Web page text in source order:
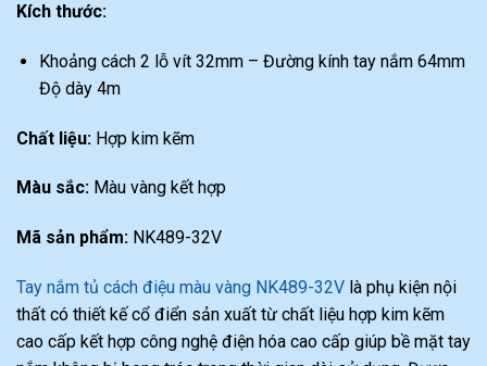
Kích thước:
Khoảng cách 2 lỗ vít 32mm – Đường kính tay nắm 64mm
Độ dày 4m
Chất liệu: Hợp kim kẽm
Màu sắc: Màu vàng kết hợp
Mã sản phẩm: NK489-32V
Tay nắm tủ cách điệu màu vàng NK489-32V là phụ kiện nội
thất có thiết kế cổ điển sản xuất từ chất liệu hợp kim kẽm
cao cấp kết hợp công nghệ điện hóa cao cấp giúp bề mặt tay